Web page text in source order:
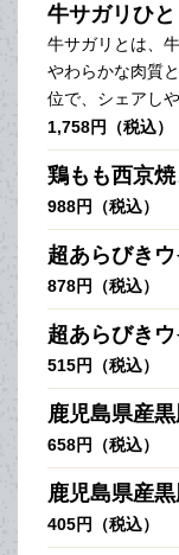
牛サガリひ
牛サガリとは、
やわらかな肉質
位で、シェアし
1,758円（税込）
鶏もも西京焼
988円（税込）
超あらびきウ
878円（税込）
超あらびきウ
515円（税込）
鹿児島県産
658円（税込）
鹿児島県産
405円（税込）